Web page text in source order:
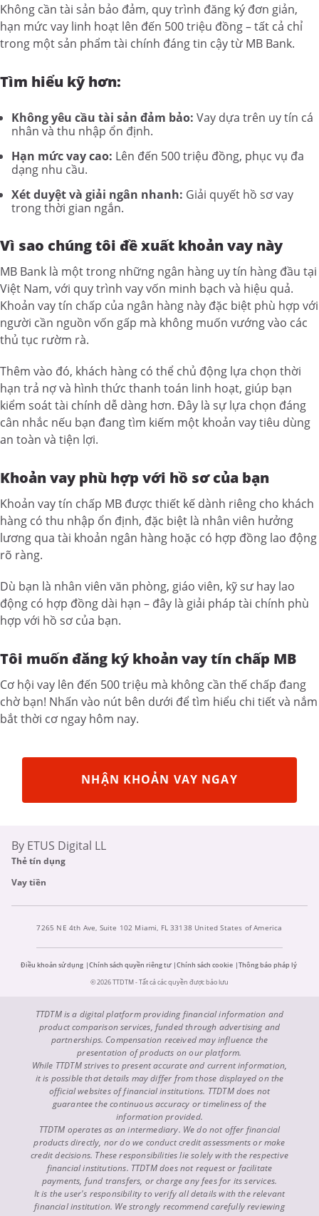
Không cần tài sản bảo đảm, quy trình đăng ký đơn giản,
hạn mức vay linh hoạt lên đến 500 triệu đồng – tất cả chỉ
trong một sản phẩm tài chính đáng tin cậy từ MB Bank.
Tìm hiểu kỹ hơn:
Không yêu cầu tài sản đảm bảo: Vay dựa trên uy tín cá
nhân và thu nhập ổn định.
Hạn mức vay cao: Lên đến 500 triệu đồng, phục vụ đa
dạng nhu cầu.
Xét duyệt và giải ngân nhanh: Giải quyết hồ sơ vay
trong thời gian ngắn.
Vì sao chúng tôi đề xuất khoản vay này
MB Bank là một trong những ngân hàng uy tín hàng đầu tại
Việt Nam, với quy trình vay vốn minh bạch và hiệu quả.
Khoản vay tín chấp của ngân hàng này đặc biệt phù hợp với
người cần nguồn vốn gấp mà không muốn vướng vào các
thủ tục rườm rà.
Thêm vào đó, khách hàng có thể chủ động lựa chọn thời
hạn trả nợ và hình thức thanh toán linh hoạt, giúp bạn
kiểm soát tài chính dễ dàng hơn. Đây là sự lựa chọn đáng
cân nhắc nếu bạn đang tìm kiếm một khoản vay tiêu dùng
an toàn và tiện lợi.
Khoản vay phù hợp với hồ sơ của bạn
Khoản vay tín chấp MB được thiết kế dành riêng cho khách
hàng có thu nhập ổn định, đặc biệt là nhân viên hưởng
lương qua tài khoản ngân hàng hoặc có hợp đồng lao động
rõ ràng.
Dù bạn là nhân viên văn phòng, giáo viên, kỹ sư hay lao
động có hợp đồng dài hạn – đây là giải pháp tài chính phù
hợp với hồ sơ của bạn.
Tôi muốn đăng ký khoản vay tín chấp MB
Cơ hội vay lên đến 500 triệu mà không cần thế chấp đang
chờ bạn! Nhấn vào nút bên dưới để tìm hiểu chi tiết và nắm
bắt thời cơ ngay hôm nay.
NHẬN KHOẢN VAY NGAY
By ETUS Digital LL
Thẻ tín dụng
Vay tiền
7265 NE 4th Ave, Suite 102 Miami, FL 33138 United States of America
Điều khoản sử dụng Chính sách quyền riêng tư Chính sách cookie
Thông báo pháp lý
© 2026 TTDTM - Tất cả các quyền được bảo lưu
TTDTM is a digital platform providing financial information and
product comparison services, funded through advertising and
partnerships. Compensation received may influence the
presentation of products on our platform.
While TTDTM strives to present accurate and current information,
it is possible that details may differ from those displayed on the
official websites of financial institutions. TTDTM does not
guarantee the continuous accuracy or timeliness of the
information provided.
TTDTM operates as an intermediary. We do not offer financial
products directly, nor do we conduct credit assessments or make
credit decisions. These responsibilities lie solely with the respective
financial institutions. TTDTM does not request or facilitate
payments, fund transfers, or charge any fees for its services.
It is the user's responsibility to verify all details with the relevant
financial institution. We strongly recommend carefully reviewing